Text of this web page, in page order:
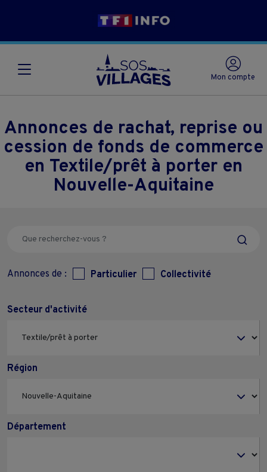
Mon compte
Annonces de rachat, reprise ou
cession de fonds de commerce
en Textile/prêt à porter en
Nouvelle-Aquitaine
Annonces de : Particulier Collectivité
Secteur d'activité
Région
Département